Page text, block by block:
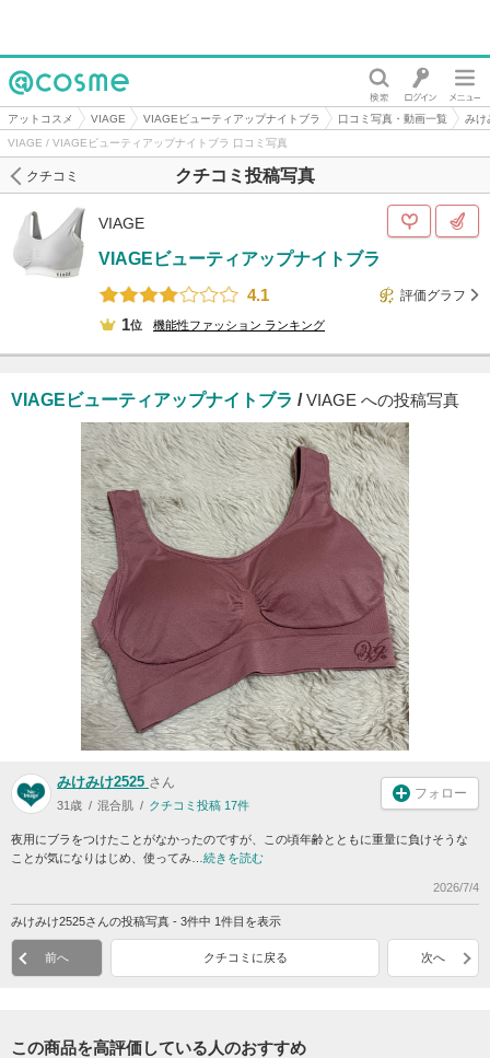
@cosme
アットコスメ VIAGE VIAGEビューティアップナイトブラ 口コミ写真・動画一覧
みけ
VIAGE / VIAGEビューティアップナイトブラ 口コミ写真
クチコミ投稿写真
クチコミ
VIAGE
VIAGEビューティアップナイトブラ
4.1
評価グラフ
1位 機能性ファッション ランキング
VIAGEビューティアップナイトブラ /VIAGE への投稿写真
みけみけ2525 さん
31歳 混合肌 クチコミ投稿 17件
フォロー
夜用にブラをつけたことがなかったのですが、この頃年齢とともに重量に負けそうな
ことが気になりはじめ、使ってみ… 続きを読む
2026/7/4
みけみけ2525さんの投稿写真 - 3件中 1件目を表示
前へ クチコミに戻る 次へ
この商品を高評価している人のおすすめ